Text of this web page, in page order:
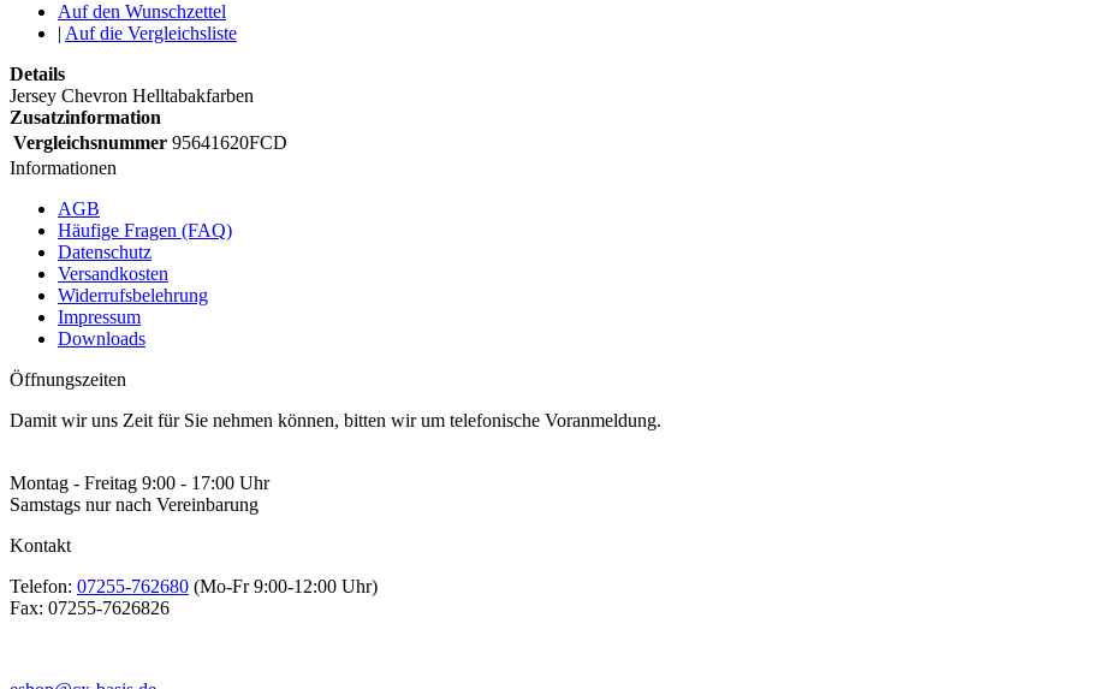
Auf den Wunschzettel
| Auf die Vergleichsliste
Details
Jersey Chevron Helltabakfarben
Zusatzinformation
Vergleichsnummer 95641620FCD
Informationen
AGB
Häufige Fragen (FAQ)
Datenschutz
Versandkosten
Widerrufsbelehrung
Impressum
Downloads
Öffnungszeiten
Damit wir uns Zeit für Sie nehmen können, bitten wir um telefonische Voranmeldung.
Montag - Freitag 9:00 - 17:00 Uhr
Samstags nur nach Vereinbarung
Kontakt
Telefon: 07255-762680 (Mo-Fr 9:00-12:00 Uhr)
Fax: 07255-7626826